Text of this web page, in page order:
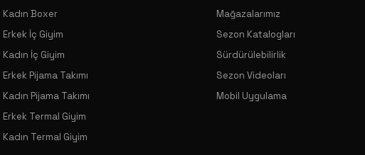
Kadın Boxer
Erkek İç Giyim
Kadın İç Giyim
Erkek Pijama Takımı
Kadın Pijama Takımı
Erkek Termal Giyim
Kadın Termal Giyim
Mağazalarımız
Sezon Katalogları
Sürdürülebilirlik
Sezon Videoları
Mobil Uygulama